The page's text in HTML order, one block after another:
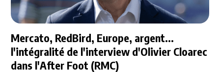
Mercato, RedBird, Europe, argent...
l'intégralité de l'interview d'Olivier Cloarec
dans l'After Foot (RMC)